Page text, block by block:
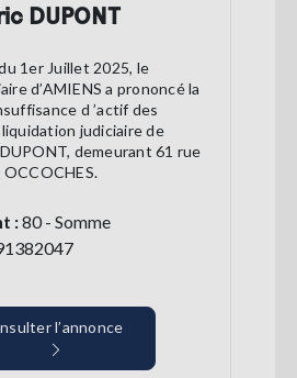
DUPONT
1er Juillet 2025, le
d’AMIENS a prononcé la
d ’actif des
judiciaire de
demeurant 61 rue
OCCOCHES.
:80 - Somme
l’annonce